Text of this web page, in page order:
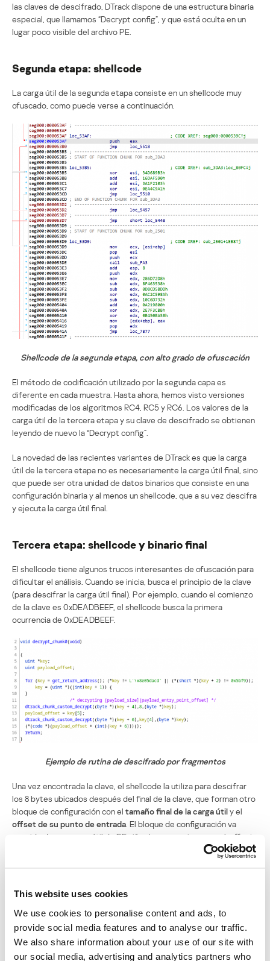
This website uses cookies
We use cookies to personalise content and ads, to
provide social media features and to analyse our traffic.
We also share information about your use of our site with
our social media, advertising and analytics partners who
las claves de descifrado, DTrack dispone de una estructura binaria
especial, que llamamos “Decrypt config”, y que está oculta en un
lugar poco visible del archivo PE.
Segunda etapa: shellcode
La carga útil de la segunda etapa consiste en un shellcode muy
ofuscado, como puede verse a continuación.
Shellcode de la segunda etapa, con alto grado de ofuscación
El método de codificación utilizado por la segunda capa es
diferente en cada muestra. Hasta ahora, hemos visto versiones
modificadas de los algoritmos RC4, RC5 y RC6. Los valores de la
carga útil de la tercera etapa y su clave de descifrado se obtienen
leyendo de nuevo la “Decrypt config”.
La novedad de las recientes variantes de DTrack es que la carga
útil de la tercera etapa no es necesariamente la carga útil final, sino
que puede ser otra unidad de datos binarios que consiste en una
configuración binaria y al menos un shellcode, que a su vez descifra
y ejecuta la carga útil final.
Tercera etapa: shellcode y binario final
El shellcode tiene algunos trucos interesantes de ofuscación para
dificultar el análisis. Cuando se inicia, busca el principio de la clave
(para descifrar la carga útil final). Por ejemplo, cuando el comienzo
de la clave es 0xDEADBEEF, el shellcode busca la primera
ocurrencia de 0xDEADBEEF.
Ejemplo de rutina de descifrado por fragmentos
Una vez encontrada la clave, el shellcode la utiliza para descifrar
los 8 bytes ubicados después del final de la clave, que forman otro
bloque de configuración con el tamaño final de la carga útily el
offset de su punto de entrada . El bloque de configuración va
seguido de una carga útil de PE cifrada que comienza en el
offset
, después del descifrado con el algoritmo
Carga útil final
Al finalizar el descifrado de la carga útil final (una DLL), se la carga
mediante el vaciado de procesos en “
explorer.exe
anteriores de DTrack, las bibliotecas que se cargaban eran cadenas